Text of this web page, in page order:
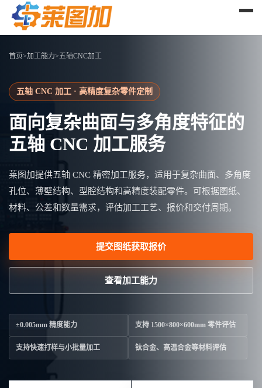
首页>加工能力>五轴CNC加工
五轴 CNC 加工 · 高精度复杂零件定制
面向复杂曲面与多角度特征的
五轴 CNC 加工服务
莱图加提供五轴 CNC 精密加工服务，适用于复杂曲面、多角度
孔位、薄壁结构、型腔结构和高精度装配零件。可根据图纸、
材料、公差和数量需求，评估加工工艺、报价和交付周期。
提交图纸获取报价
查看加工能力
±0.005mm 精度能力 支持 1500×800×600mm 零件评估
支持快速打样与小批量加工 钛合金、高温合金等材料评估